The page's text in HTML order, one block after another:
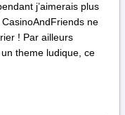
j’aimerais plus
ne
! Par ailleurs
theme ludique, ce